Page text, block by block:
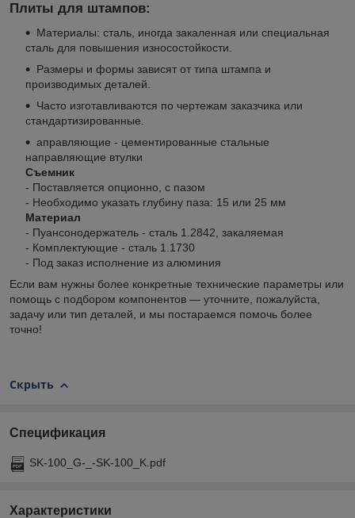
Плиты для штампов:
Материалы: сталь, иногда закаленная или специальная
сталь для повышения износостойкости.
Размеры и формы зависят от типа штампа и
производимых деталей.
Часто изготавливаются по чертежам заказчика или
стандартизированные.
аправляющие - цементированные стальные
направляющие втулки
Съемник
- Поставляется опционно, с пазом
- Необходимо указать глубину паза: 15 или 25 мм
Материал
- Пуансонодержатель - сталь 1.2842, закаляемая
- Комплектующие - сталь 1.1730
- Под заказ исполнение из алюминия
Если вам нужны более конкретные технические параметры или
помощь с подбором компонентов — уточните, пожалуйста,
задачу или тип деталей, и мы постараемся помочь более
точно!
Скрыть
Спецификация
SK-100_G-_-SK-100_K.pdf
Характеристики